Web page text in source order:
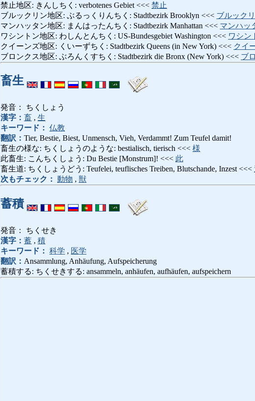
禁止地区: きんしちく: verbotenes Gebiet <<< 禁止
ブルックリン地区: ぶるっくりんちく: Stadtbezirk Brooklyn <<< ブルック
マンハッタン地区: まんはったんちく: Stadtbezirk Manhattan <<< マンハッ
ワシントン地区: わしんとんちく: US-Bundesgebiet Washington <<< ワシン
クイーンズ地区: くいーずちく: Stadtbezirk Queens (in New York) <<< クイ
ブロンクス地区: ぶろんくすちく: Stadtbezirk die Bronx (New York) <<< ブ
畜生
発音： ちくしょう
漢字： 畜 , 生
キーワード： 仏教
翻訳： Tier, Bestie, Biest, Unmensch, Vieh, Verdammt! Zum Teufel damit!
畜生の様な: ちくしょうのような: bestialisch, tierisch <<< 様
此畜生: こんちくしょう: Du Bestie [Monstrum]! <<< 此
畜生道: ちくしょうどう: Teufelei, teuflisches Treiben, Blutschande, Inzest <<<
次もチェック： 動物 , 獣
蓄積
発音： ちくせき
漢字： 蓄 , 積
キーワード： 科学 , 医学
翻訳： Ansammlung, Anhäufung, Aufspeicherung
蓄積する: ちくせきする: ansammeln, anhäufen, aufhäufen, aufspeichern